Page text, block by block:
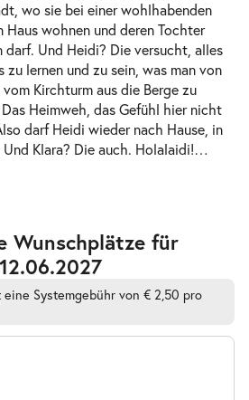
Tickets
Tickets
wo sie bei einer wohlhabenden
Haus wohnen und deren Tochter
darf. Und Heidi? Die versucht, alles
lernen und zu sein, was man von
Kirchturm aus die Berge zu
Heimweh, das Gefühl hier nicht
darf Heidi wieder nach Hause, in
Klara? Die auch. Holalaidi!…
Wunschplätze für
Systemgebühr von € 2,50 pro